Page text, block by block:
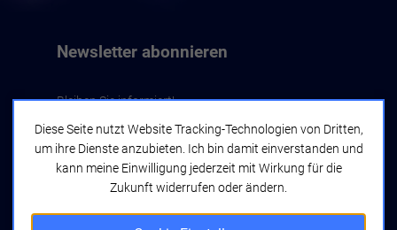
Newsletter abonnieren
Bleiben Sie informiert!
Jetzt abonnieren
Diese Seite nutzt Website Tracking-Technologien von Dritten,
um ihre Dienste anzubieten. Ich bin damit einverstanden und
kann meine Einwilligung jederzeit mit Wirkung für die
Zukunft widerrufen oder ändern.